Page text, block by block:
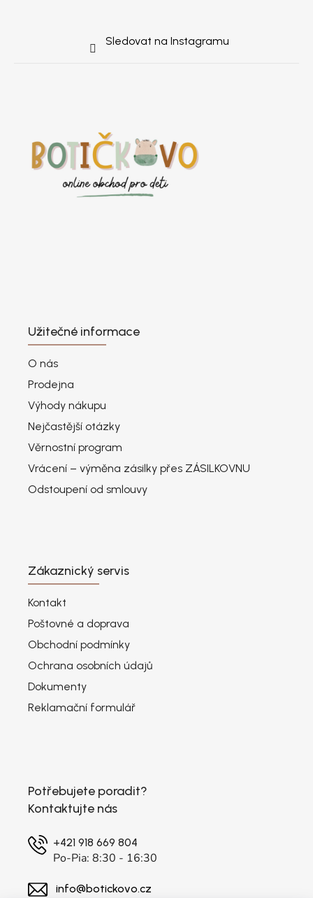
Sledovat na Instagramu
Užitečné informace
O nás
Prodejna
Výhody nákupu
Nejčastější otázky
Věrnostní program
Vrácení – výměna zásilky přes ZÁSILKOVNU
Odstoupení od smlouvy
Zákaznický servis
Kontakt
Poštovné a doprava
Obchodní podmínky
Ochrana osobních údajů
Dokumenty
Reklamační formulář
Potřebujete poradit?
Kontaktujte nás
+421 918 669 804
Po-Pia: 8:30 - 16:30
info@botickovo.cz